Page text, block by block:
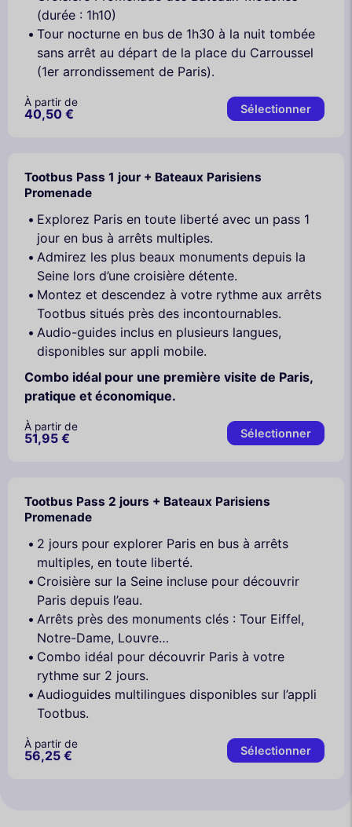
(durée : 1h10)
Tour nocturne en bus de 1h30 à la nuit tombée
sans arrêt au départ de la place du Carroussel
(1er arrondissement de Paris).
À partir de
40,50 € Sélectionner
Tootbus Pass 1 jour + Bateaux Parisiens
Promenade
Explorez Paris en toute liberté avec un pass 1
jour en bus à arrêts multiples.
Admirez les plus beaux monuments depuis la
Seine lors d’une croisière détente.
Montez et descendez à votre rythme aux arrêts
Tootbus situés près des incontournables.
Audio-guides inclus en plusieurs langues,
disponibles sur appli mobile.
Combo idéal pour une première visite de Paris,
pratique et économique.
À partir de
51,95 € Sélectionner
Tootbus Pass 2 jours + Bateaux Parisiens
Promenade
2 jours pour explorer Paris en bus à arrêts
multiples, en toute liberté.
Croisière sur la Seine incluse pour découvrir
Paris depuis l’eau.
Arrêts près des monuments clés : Tour Eiffel,
Notre-Dame, Louvre…
Combo idéal pour découvrir Paris à votre
rythme sur 2 jours.
Audioguides multilingues disponibles sur l’appli
Tootbus.
À partir de
56,25 € Sélectionner